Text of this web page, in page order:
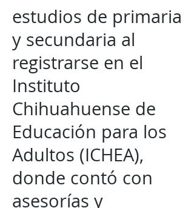
estudios de primaria
y secundaria al
registrarse en el
Instituto
Chihuahuense de
Educación para los
Adultos (ICHEA),
donde contó con
asesorías y